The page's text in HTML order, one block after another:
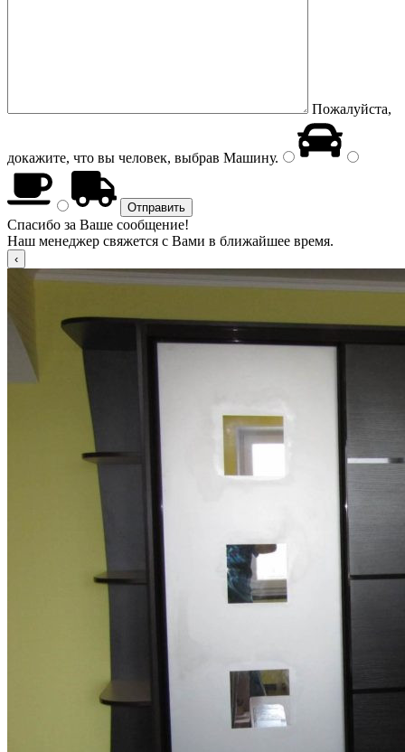
Пожалуйста,
докажите, что вы человек, выбрав Машину.
Спасибо за Ваше сообщение!
Наш менеджер свяжется с Вами в ближайшее время.